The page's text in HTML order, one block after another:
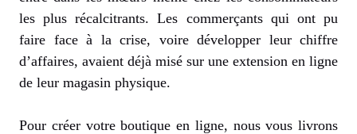
les plus récalcitrants. Les commerçants qui ont pu
faire face à la crise, voire développer leur chiffre
d’affaires, avaient déjà misé sur une extension en ligne
de leur magasin physique.
Pour créer votre boutique en ligne, nous vous livrons